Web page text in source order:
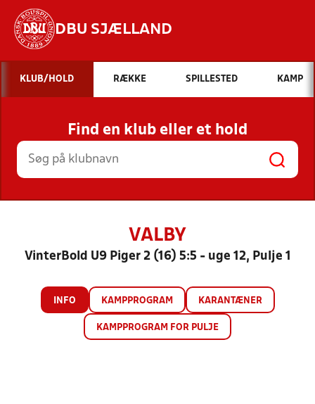
DBU SJÆLLAND
Hvad vil du søge efter?
INDHOLD OG NYHEDER
STILLINGER, RESULTATER, KLUBBER OG
HOLD
KLUB/HOLD RÆKKE SPILLESTED KAMP
Find en klub eller et hold
VALBY
VinterBold U9 Piger 2 (16) 5:5 - uge 12, Pulje 1
INFO KAMPPROGRAM KARANTÆNER
KAMPPROGRAM FOR PULJE